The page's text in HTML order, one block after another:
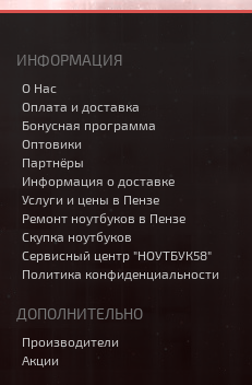
ИНФОРМАЦИЯ
О Нас
Оплата и доставка
Бонусная программа
Оптовики
Партнёры
Информация о доставке
Услуги и цены в Пензе
Ремонт ноутбуков в Пензе
Скупка ноутбуков
Сервисный центр "НОУТБУК58"
Политика конфиденциальности
ДОПОЛНИТЕЛЬНО
Производители
Акции